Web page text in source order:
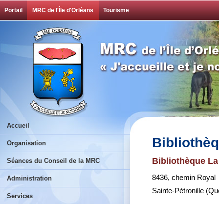
Portail MRC de l'Île d'Orléans Tourisme
Accueil
Organisation
Séances du Conseil de la MRC
Administration
Services
Bibliothèque
8436, chemin Royal
Sainte-Pétronille